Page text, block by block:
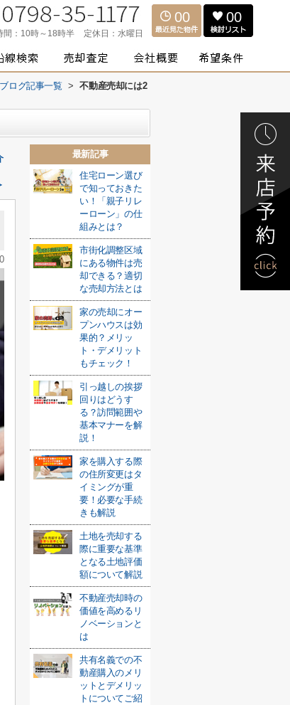
： 10時～18時半 定休日： 水曜日
00 00
ログ記事一覧 >
不動産売却には2
最新記事
住宅ローン選び
で知っておきた
い！「親子リレ
ーローン」の仕
組みとは？
市街化調整区域
にある物件は売
却できる？適切
な売却方法とは
家の売却にオー
プンハウスは効
果的？メリッ
ト・デメリット
もチェック！
引っ越しの挨拶
回りはどうす
る？訪問範囲や
基本マナーを解
説！
家を購入する際
の住所変更はタ
イミングが重
要！必要な手続
きも解説
土地を売却する
際に重要な基準
となる土地評価
額について解説
不動産売却時の
価値を高めるリ
ノベーションと
は
共有名義での不
動産購入のメリ
ットとデメリッ
トについてご紹